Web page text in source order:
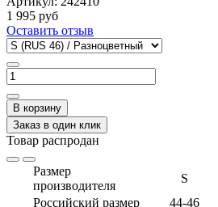
1 995 руб
Оставить отзыв
В корзину
Заказ в один клик
Товар распродан
Размер
производителя
S
Российский размер
44-46